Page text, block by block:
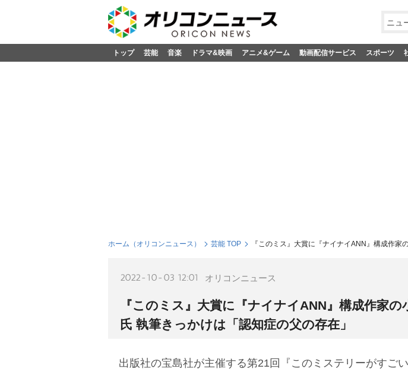
ニュ
トップ 芸能 音楽 ドラマ&映画 アニメ&ゲーム 動画配信サービス スポーツ
ホーム（オリコンニュース） 芸能 TOP 『このミス』大賞に『ナイナイANN』構成作家
2022-10-03 12:01 オリコンニュース
『このミス』大賞に『ナイナイANN』構成作家
氏 執筆きっかけは「認知症の父の存在」
出版社の宝島社が主催する第21回『このミステリーがすご